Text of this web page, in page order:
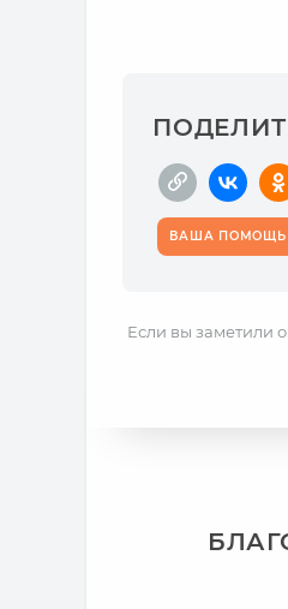
ВАША ПОМОЩЬ
Если вы заметили